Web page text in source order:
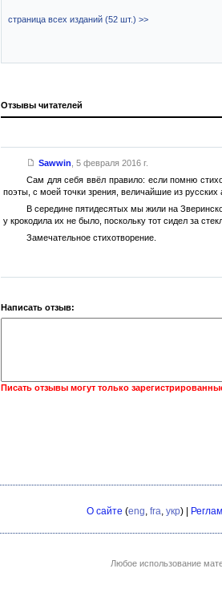
страница всех изданий (52 шт.) >>
Отзывы читателей
Sawwin 5 февраля 2016 г.
Сам для себя ввёл правило: если помню
поэты, с моей точки зрения, величайшие из
В середине пятидесятых мы жили на
у крокодила их не было, поскольку тот сидел за
Замечательное стихотворение.
Написать отзыв:
Писать отзывы могут только
О сайте (eng, fra, укр) |
Любое использование